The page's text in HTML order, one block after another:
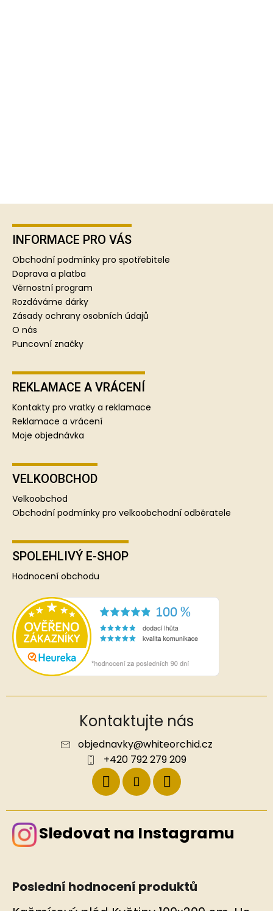
INFORMACE PRO VÁS
Obchodní podmínky pro spotřebitele
Doprava a platba
Věrnostní program
Rozdáváme dárky
Zásady ochrany osobních údajů
O nás
Puncovní značky
REKLAMACE A VRÁCENÍ
Kontakty pro vratky a reklamace
Reklamace a vrácení
Moje objednávka
VELKOOBCHOD
Velkoobchod
Obchodní podmínky pro velkoobchodní odběratele
SPOLEHLIVÝ E-SHOP
Hodnocení obchodu
Kontaktujte nás
objednavky@whiteorchid.cz
+420 792 279 209
Sledovat na Instagramu
Poslední hodnocení produktů